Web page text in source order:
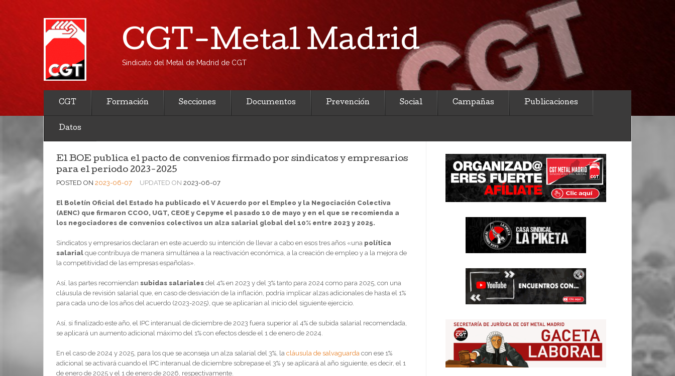
CGT-Metal Madrid
Sindicato del Metal de Madrid de CGT
CGT Formación Secciones Documentos Prevención Social Campañas Publicaciones
Datos
El BOE publica el pacto de convenios firmado por sindicatos y empresarios
para el periodo 2023-2025
POSTED ON 2023-06-07 UPDATED ON 2023-06-07
El Boletín Oficial del Estado ha publicado el V Acuerdo por el Empleo y la Negociación Colectiva
(AENC) que firmaron CCOO, UGT, CEOE y Cepyme el pasado 10 de mayo y en el que se recomienda a
los negociadores de convenios colectivos un alza salarial global del 10% entre 2023 y 2025.
Sindicatos y empresarios declaran en este acuerdo su intención de llevar a cabo en esos tres años «una política
salarial que contribuya de manera simultánea a la reactivación económica, a la creación de empleo y a la mejora de
la competitividad de las empresas españolas».
Así, las partes recomiendan subidas salariales del 4% en 2023 y del 3% tanto para 2024 como para 2025, con una
cláusula de revisión salarial que, en caso de desviación de la inflación, podría implicar alzas adicionales de hasta el 1%
para cada uno de los años del acuerdo (2023-2025), que se aplicarían al inicio del siguiente ejercicio.
Así, si finalizado este año, el IPC interanual de diciembre de 2023 fuera superior al 4% de subida salarial recomendada,
se aplicará un aumento adicional máximo del 1% con efectos desde el 1 de enero de 2024.
En el caso de 2024 y 2025, para los que se aconseja un alza salarial del 3%, la cláusula de salvaguarda con ese 1%
adicional se activará cuando el IPC interanual de diciembre sobrepase el 3% y se aplicará al año siguiente, es decir, el 1
de enero de 2025 y el 1 de enero de 2026, respectivamente.